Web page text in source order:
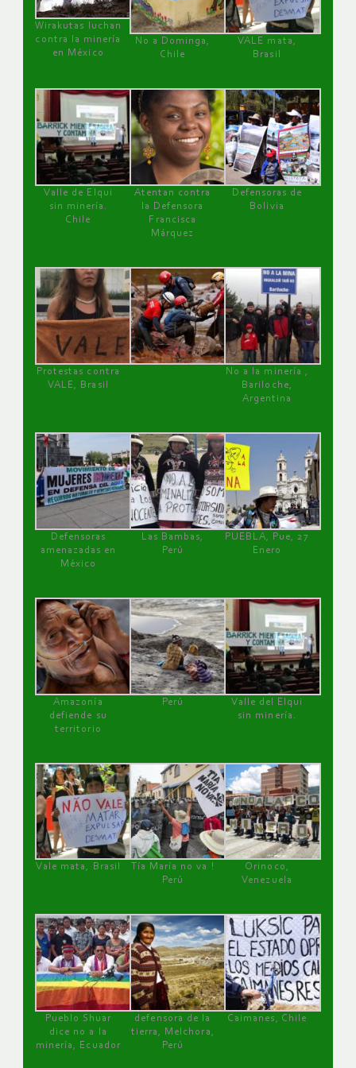
Wirakutas luchan
contra la minería
en México
No a Dominga,
Chile
VALE mata,
Brasil
Valle de Elqui
sin minería.
Chile
Atentan contra
la Defensora
Francisca
Márquez
Defensoras de
Bolivia
Protestas contra
VALE, Brasil
No a la minería ,
Bariloche,
Argentina
Defensoras
amenazadas en
México
Las Bambas,
Perú
PUEBLA, Pue, 27
Enero
Amazonía
defiende su
territorio
Perú
Valle del Elqui
sin minería.
Vale mata, Brasil
Tía María no va !
Perú
Orinoco,
Venezuela
Pueblo Shuar
dice no a la
minería, Ecuador
defensora de la
tierra, Melchora,
Perú
Caimanes, Chile